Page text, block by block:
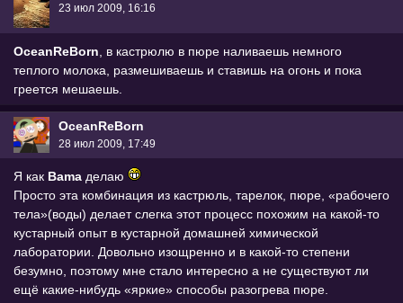
23 июл 2009, 16:16
OceanReBorn , в кастрюлю в пюре наливаешь немного
теплого молока, размешиваешь и ставишь на огонь и пока
греется мешаешь.
OceanReBorn
28 июл 2009, 17:49
Я как Bama делаю
Просто эта комбинация из кастрюль, тарелок, пюре, «рабочего
тела»(воды) делает слегка этот процесс похожим на какой-то
кустарный опыт в кустарной домашней химической
лаборатории. Довольно изощренно и в какой-то степени
безумно, поэтому мне стало интересно а не существуют ли
ещё какие-нибудь «яркие» способы разогрева пюре.